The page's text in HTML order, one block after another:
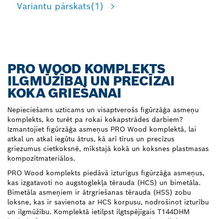
Variantu pārskats(1)
PRO WOOD KOMPLEKTS
ILGMŪŽĪBAI UN PRECĪZAI
KOKA GRIEŠANAI
Nepieciešams uzticams un visaptverošs figūrzāģa asmeņu
komplekts, ko turēt pa rokai kokapstrādes darbiem?
Izmantojiet figūrzāģa asmeņus PRO Wood komplektā, lai
atkal un atkal iegūtu ātrus, kā arī tīrus un precīzus
griezumus cietkoksnē, mīkstajā kokā un koksnes plastmasas
kompozītmateriālos.
PRO Wood komplekts piedāvā izturīgus figūrzāģa asmeņus,
kas izgatavoti no augstoglekļa tērauda (HCS) un bimetāla.
Bimetāla asmeņiem ir ātrgriešanas tērauda (HSS) zobu
loksne, kas ir savienota ar HCS korpusu, nodrošinot izturību
un ilgmūžību. Komplektā ietilpst ilgtspējīgais T144DHM